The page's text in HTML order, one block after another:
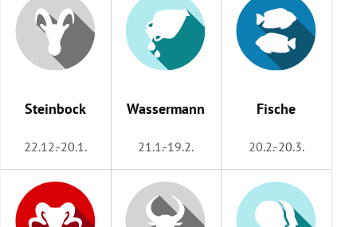
Untermenü
Untermenü
Steinbock
22.12.-20.1.
Wassermann
21.1.-19.2.
Fische
20.2.-20.3.